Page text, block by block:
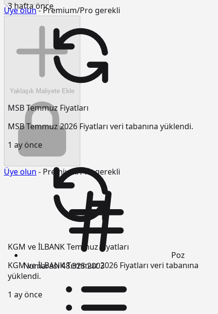
3 hafta önce
MSB Temmuz Fiyatları
MSB Temmuz 2026 Fiyatları veri tabanına yüklendi.
1 ay önce
KGM ve İLBANK Temmuz Fiyatları
KGM ve İLBANK Temmuz 2026 Fiyatları veri tabanına
yüklendi.
1 ay önce
Üye olun- Premium/Pro gerekli
Yaklaşık Maliyete Ekle
Üye olun - Premium/Pro gerekli
Poz
Numarası48.325.2003